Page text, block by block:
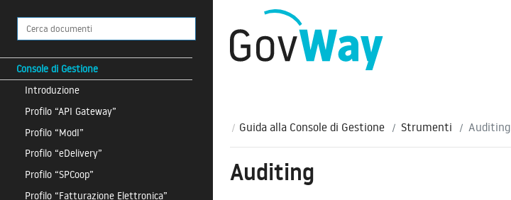
Console di Gestione
Introduzione
Profilo “API Gateway”
Profilo “ModI”
Profilo “eDelivery”
Profilo “SPCoop”
Profilo “Fatturazione Elettronica”
Guida alla Console di Gestione Strumenti Auditing
Auditing